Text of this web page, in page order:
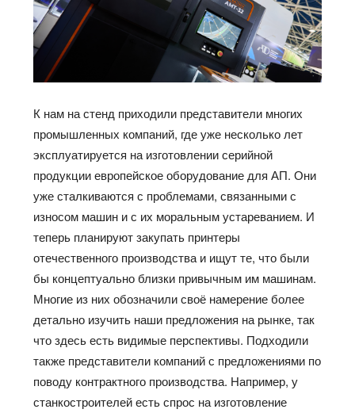
К нам на стенд приходили представители многих
промышленных компаний, где уже несколько лет
эксплуатируется на изготовлении серийной
продукции европейское оборудование для АП. Они
уже сталкиваются с проблемами, связанными с
износом машин и с их моральным устареванием. И
теперь планируют закупать принтеры
отечественного производства и ищут те, что были
бы концептуально близки привычным им машинам.
Многие из них обозначили своё намерение более
детально изучить наши предложения на рынке, так
что здесь есть видимые перспективы. Подходили
также представители компаний с предложениями по
поводу контрактного производства. Например, у
станкостроителей есть спрос на изготовление